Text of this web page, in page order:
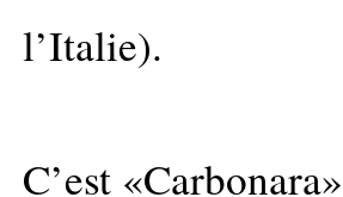
l’Italie).
C’est